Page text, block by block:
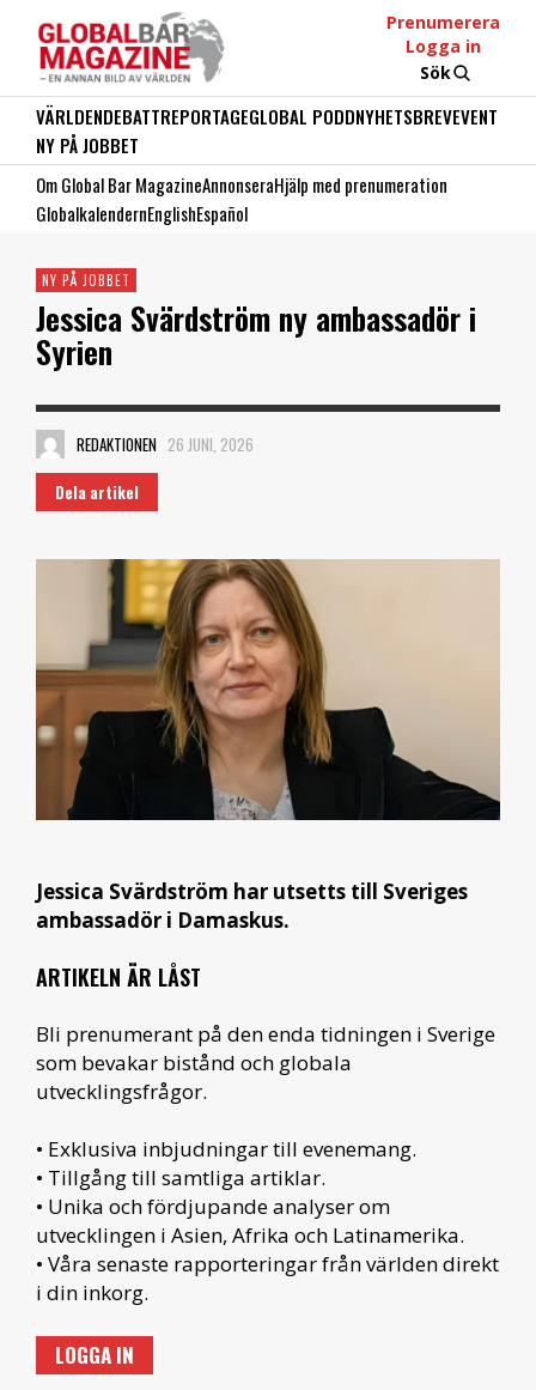
Prenumerera
Logga in
Sök
VÄRLDENDEBATTREPORTAGEGLOBAL PODDNYHETSBREVEVENT
NY PÅ JOBBET
Om Global Bar MagazineAnnonseraHjälp med prenumeration
GlobalkalendernEnglishEspañol
NY PÅ JOBBET
Jessica Svärdström ny ambassadör i
Syrien
REDAKTIONEN 26 JUNI, 2026
Dela artikel
Jessica Svärdström har utsetts till Sveriges
ambassadör i Damaskus.
ARTIKELN ÄR LÅST
Bli prenumerant på den enda tidningen i Sverige
som bevakar bistånd och globala
utvecklingsfrågor.
• Exklusiva inbjudningar till evenemang.
• Tillgång till samtliga artiklar.
• Unika och fördjupande analyser om
utvecklingen i Asien, Afrika och Latinamerika.
• Våra senaste rapporteringar från världen direkt
i din inkorg.
LOGGA IN